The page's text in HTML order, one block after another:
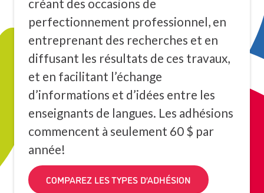
créant des occasions de
perfectionnement professionnel, en
entreprenant des recherches et en
diffusant les résultats de ces travaux,
et en facilitant l’échange
d’informations et d’idées entre les
enseignants de langues. Les adhésions
commencent à seulement 60 $ par
année!
COMPAREZ LES TYPES D’ADHÉSION